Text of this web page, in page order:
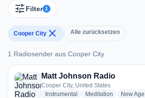
tune Filter 1
Cooper City close Alle zurücksetzen
1 Radiosender aus Cooper City
1 Radiosender aus Cooper City
Matt Johnson Radio
Cooper City, United States
Instrumental
radio stations
Meditation radio stations
New Age